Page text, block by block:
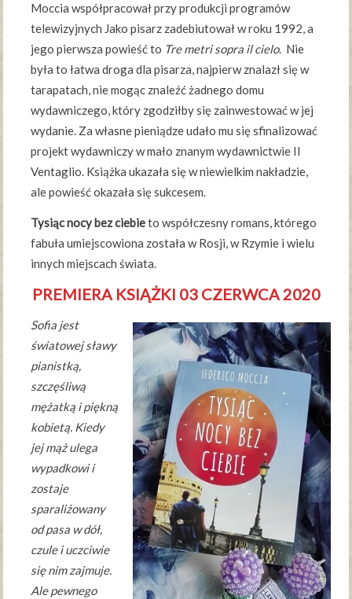
Moccia współpracował przy produkcji programów
telewizyjnych Jako pisarz zadebiutował w roku 1992, a
jego pierwsza powieść to Tre metri sopra il cielo. Nie
była to łatwa droga dla pisarza, najpierw znalazł się w
tarapatach, nie mogąc znaleźć żadnego domu
wydawniczego, który zgodziłby się zainwestować w jej
wydanie. Za własne pieniądze udało mu się sfinalizować
projekt wydawniczy w mało znanym wydawnictwie Il
Ventaglio. Książka ukazała się w niewielkim nakładzie,
ale powieść okazała się sukcesem.
Tysiąc nocy bez ciebieto współczesny romans, którego
fabuła umiejscowiona została w Rosji, w Rzymie i wielu
innych miejscach świata.
PREMIERA KSIĄŻKI 03 CZERWCA 2020
Sofia jest
światowej sławy
pianistką,
szczęśliwą
mężatką i piękną
kobietą. Kiedy
jej mąż ulega
wypadkowi i
zostaje
sparaliżowany
od pasa w dół,
czule i uczciwie
się nim zajmuje.
Ale pewnego